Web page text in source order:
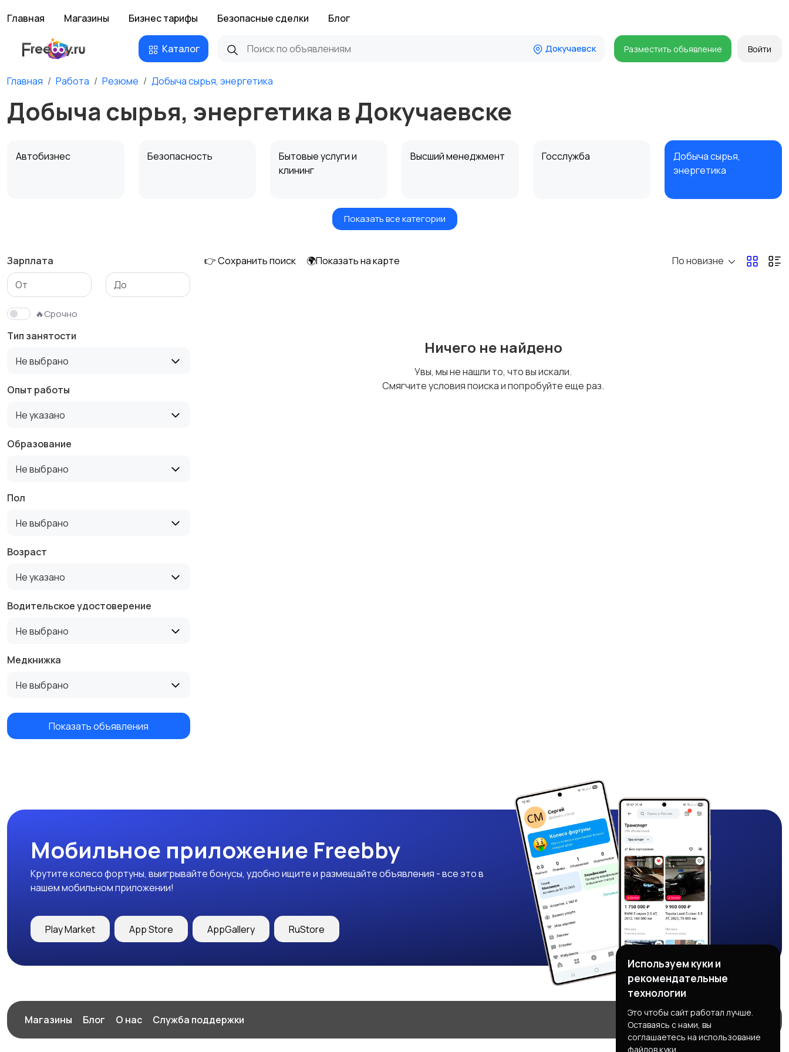
Главная Магазины Бизнес тарифы Безопасные сделки Блог
Каталог Докучаевск Разместить объявление Войти
Главная Работа Резюме Добыча сырья, энергетика
Добыча сырья, энергетика в Докучаевске
Автобизнес Безопасность
Бытовые услуги и
клининг
Высший менеджмент Госслужба
Добыча сырья,
энергетика
Информационные
Искусство и
Медицина Начало карьеры
Производство
Рестораны и
Показать все категории
Зарплата
🔥Срочно
Тип занятости
Не выбрано
Опыт работы
Не указано
Образование
Не выбрано
Пол
Не выбрано
Возраст
Не указано
Водительское удостоверение
Не выбрано
Медкнижка
Не выбрано
Показать объявления
👉 Сохранить поиск 🌍Показать на карте По новизне
Ничего не найдено
Увы, мы не нашли то, что вы искали.
Смягчите условия поиска и попробуйте еще раз.
Мобильное приложение Freebby
Крутите колесо фортуны, выигрывайте бонусы, удобно ищите и размещайте объявления - все это в
нашем мобильном приложении!
Play Market App Store AppGallery RuStore
Магазины Блог О нас Служба поддержки
Используем куки и
рекомендательные
технологии
Это чтобы сайт работал лучше.
Оставаясь с нами, вы
соглашаетесь на использование
файлов куки.